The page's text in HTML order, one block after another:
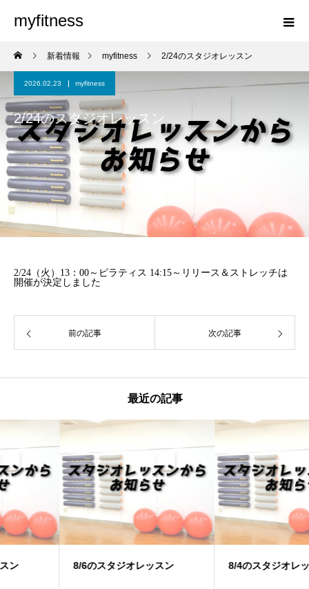
myfitness
新着情報 myfitness 2/24のスタジオレッスン
2026.02.23 myfitness
2/24のスタジオレッスン
2/24（火）13：00～ピラティス 14:15～リリース＆ストレッチは
開催が決定しました
前の記事 次の記事
最近の記事
8/6のスタジオレッスン 8/4のスタジオレッスン